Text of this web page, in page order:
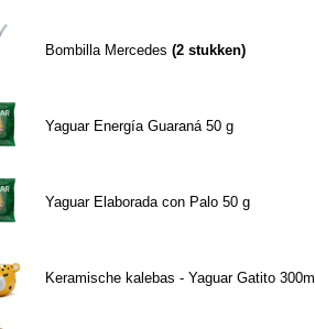
Bombilla Mercedes (2 stukken)
Yaguar Energía Guaraná 50 g
Yaguar Elaborada con Palo 50 g
Keramische kalebas - Yaguar Gatito 300ml